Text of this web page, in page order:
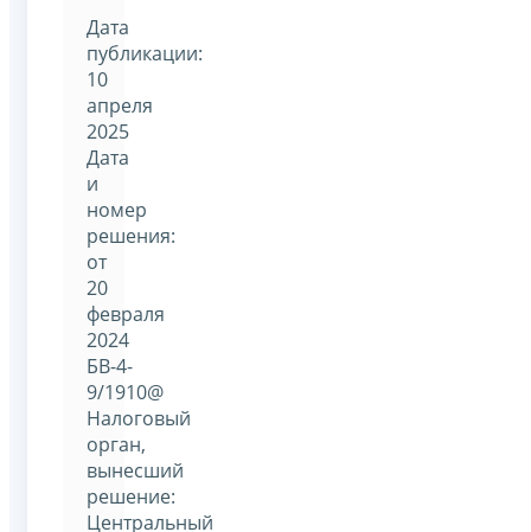
Дата
публикации:
10
апреля
2025
Дата
и
номер
решения:
от
20
февраля
2024
БВ-4-
9/1910@
Налоговый
орган,
вынесший
решение:
Центральный